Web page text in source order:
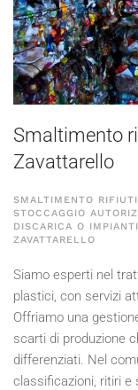
Smaltimento
Zavattarello
SMALTIMENTO
STOCCAGGIO
DISCARICA O
ZAVATTARELLO
Siamo esperti nel
plastici, con servizi
Offriamo una
scarti di produzione
differenziati. Nel
classificazioni, ritiri